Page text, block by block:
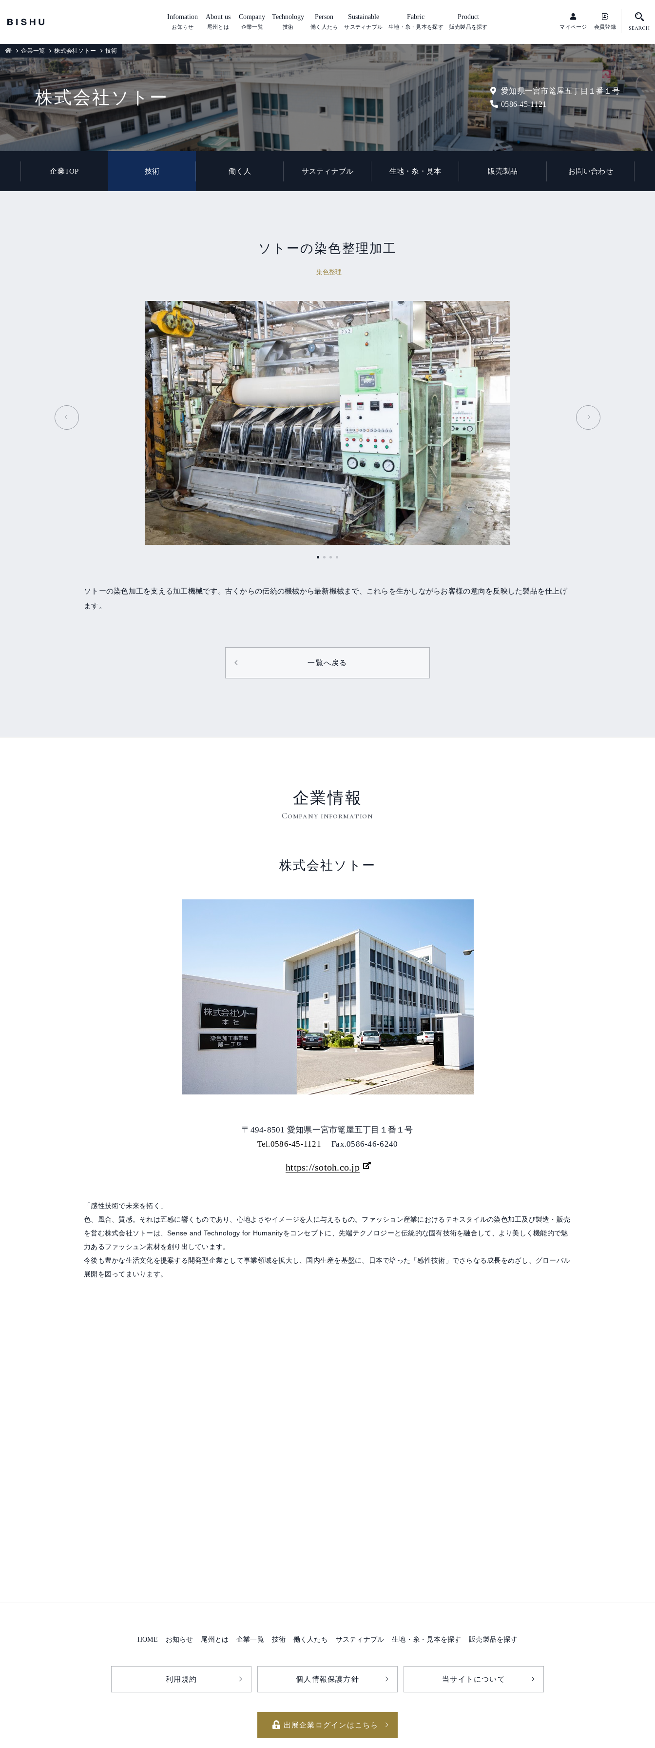
マイページ 会員登録 SEARCH
Infomation
お知らせ
About us
尾州とは
Company
企業一覧
Technology
技術
Person
働く人たち
Sustainable
サスティナブル
Fabric
生地・糸・見本を探す
Product
販売製品を探す
株式会社ソトー
愛知県一宮市篭屋五丁目１番１号
0586-45-1121
企業一覧 株式会社ソトー 技術
企業TOP 技術 働く人 サスティナブル 生地・糸・見本 販売製品 お問い合わせ
ソトーの染色整理加工
染色整理
ソトーの染色加工を支える加工機械です。古くからの伝統の機械から最新機械まで、これらを生かしながらお客様の意向を反映した製品を仕上げ
ます。
一覧へ戻る
企業情報
Company information
株式会社ソトー
〒494-8501 愛知県一宮市篭屋五丁目１番１号
Tel.0586-45-1121
Fax.0586-46-6240
https://sotoh.co.jp
「感性技術で未来を拓く」
色、風合、質感。それは五感に響くものであり、心地よさやイメージを人に与えるもの。ファッション産業におけるテキスタイルの染色加工及び製造・販売
を営む株式会社ソトーは、Sense and Technology for Humanityをコンセプトに、先端テクノロジーと伝統的な固有技術を融合して、より美しく機能的で魅
力あるファッシュン素材を創り出しています。
今後も豊かな生活文化を提案する開発型企業として事業領域を拡大し、国内生産を基盤に、日本で培った「感性技術」でさらなる成長をめざし、グローバル
展開を図ってまいります。
HOME お知らせ 尾州とは 企業一覧 技術 働く人たち サスティナブル 生地・糸・見本を探す 販売製品を探す
利用規約 個人情報保護方針 当サイトについて
出展企業ログインはこちら